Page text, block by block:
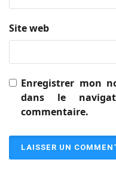
Site web
Enregistrer mon
dans le
commentaire.